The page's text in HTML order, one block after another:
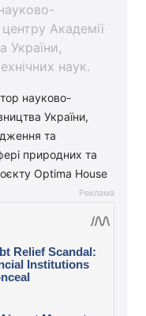
центру Академії
України,
наук.
науково-
України,
та
природних та
Optima House
Реклама